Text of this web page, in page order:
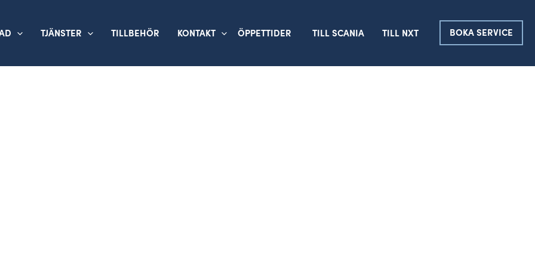
TJÄNSTER TILLBEHÖR KONTAKT ÖPPETTIDER TILL SCANIA TILL NXT BOKA SERVICE